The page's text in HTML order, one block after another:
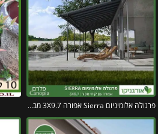
פרגולה אלומיניום Sierra אפורה 3X9.7 מבית פלרם – Canopia